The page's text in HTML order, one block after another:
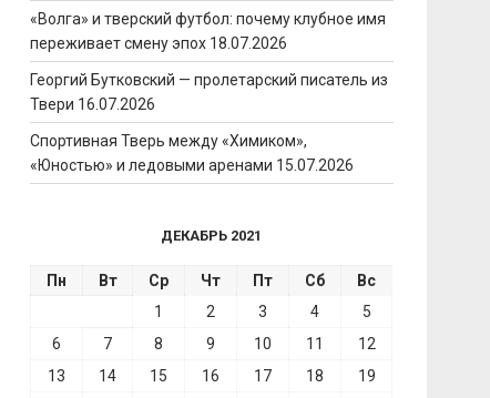
«Волга» и тверский футбол: почему клубное имя
переживает смену эпох 18.07.2026
Георгий Бутковский — пролетарский писатель из
Твери 16.07.2026
Спортивная Тверь между «Химиком»,
«Юностью» и ледовыми аренами 15.07.2026
ДЕКАБРЬ 2021
Пн Вт Ср Чт Пт Сб
Вс
1
2 3 4
5
6
7 8 9 10 11
12
13
14 15 16 17 18
19